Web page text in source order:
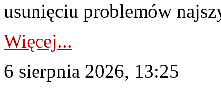
usunięciu problemów
Więcej...
6 sierpnia 2026, 13:25